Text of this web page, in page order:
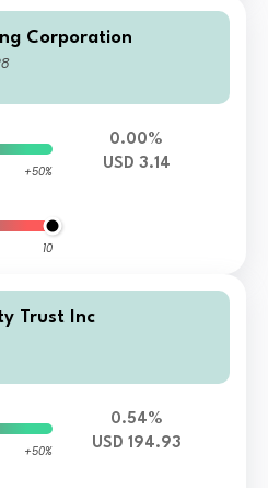
Corporation
+50%
10
0.00%
USD 3.14
Trust Inc
+50%
0.54%
USD 194.93